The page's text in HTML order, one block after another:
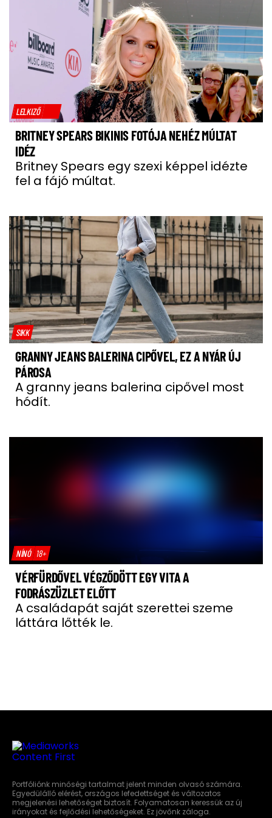
LELKIZŐ
BRITNEY SPEARS BIKINIS FOTÓJA NEHÉZ MÚLTAT
IDÉZ
Britney Spears egy szexi képpel idézte
fel a fájó múltat.
SIKK
GRANNY JEANS BALERINA CIPŐVEL, EZ A NYÁR ÚJ
PÁROSA
A granny jeans balerina cipővel most
hódít.
NÍNÓ 18+
VÉRFÜRDŐVEL VÉGZŐDÖTT EGY VITA A
FODRÁSZÜZLET ELŐTT
A családapát saját szerettei szeme
láttára lőtték le.
Portfóliónk minőségi tartalmat jelent minden olvasó számára.
Egyedülálló elérést, országos lefedettséget és változatos
megjelenési lehetőséget biztosít. Folyamatosan keressük az új
irányokat és fejlődési lehetőségeket. Ez jövőnk záloga.